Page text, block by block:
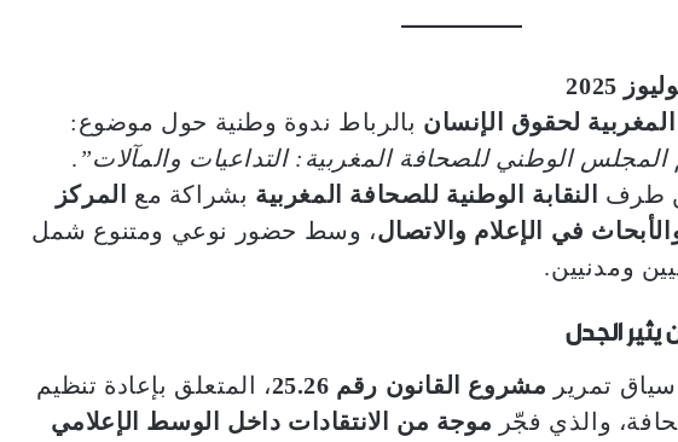
لحقوق الإنسان بالرباط ندوة وطنية حول موضوع:
الوطني للصحافة المغربية: التداعيات والمآلات” .
طرف
النقابة الوطنية للصحافة المغربية بشراكة مع
المركز
في الإعلام والاتصال، وسط حضور نوعي ومتنوع شمل
ومدنيين.
يثير الجدل
تمرير مشروع القانون رقم 25.26
، المتعلق بإعادة تنظيم
والذي فجّر موجة من الانتقادات داخل الوسط الإعلامي